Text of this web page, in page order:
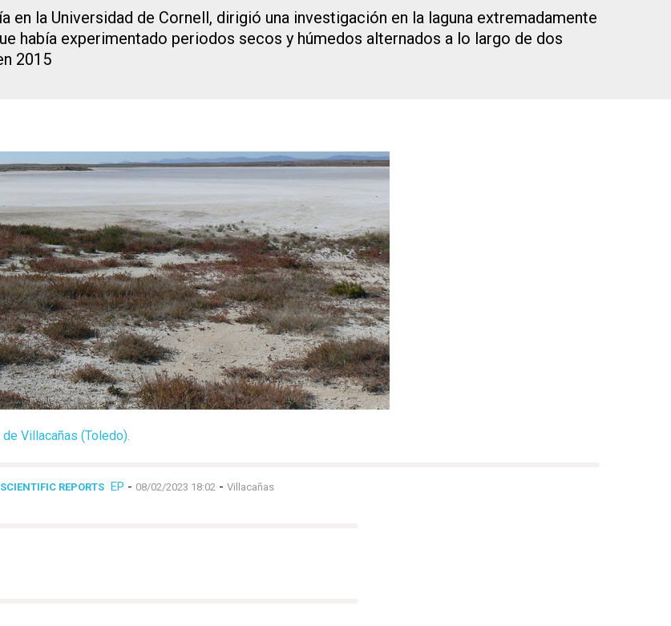
la Universidad de Cornell, dirigió una investigación en la laguna extremadamente
había experimentado periodos secos y húmedos alternados a lo largo de dos
2015
Villacañas (Toledo).
REPORTS EP - 08/02/2023 18:02 - Villacañas